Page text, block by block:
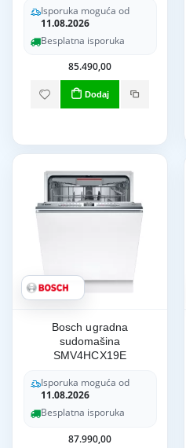
Isporuka moguća od
11.08.2026
Besplatna isporuka
85.490,00
Dodaj
Bosch ugradna
sudomašina
SMV4HCX19E
Isporuka moguća od
11.08.2026
Besplatna isporuka
87.990,00